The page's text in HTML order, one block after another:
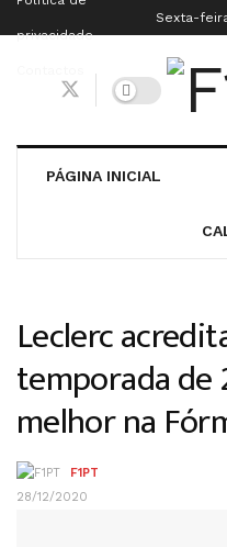
privacidade
Sexta-
PÁGINA INICIAL
Leclerc
temporada de
melhor na
F1PT
28/12/2020